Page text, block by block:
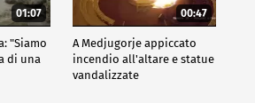
01:07
"Siamo
di una
00:47
A Medjugorje appiccato
incendio all'altare e statue
vandalizzate